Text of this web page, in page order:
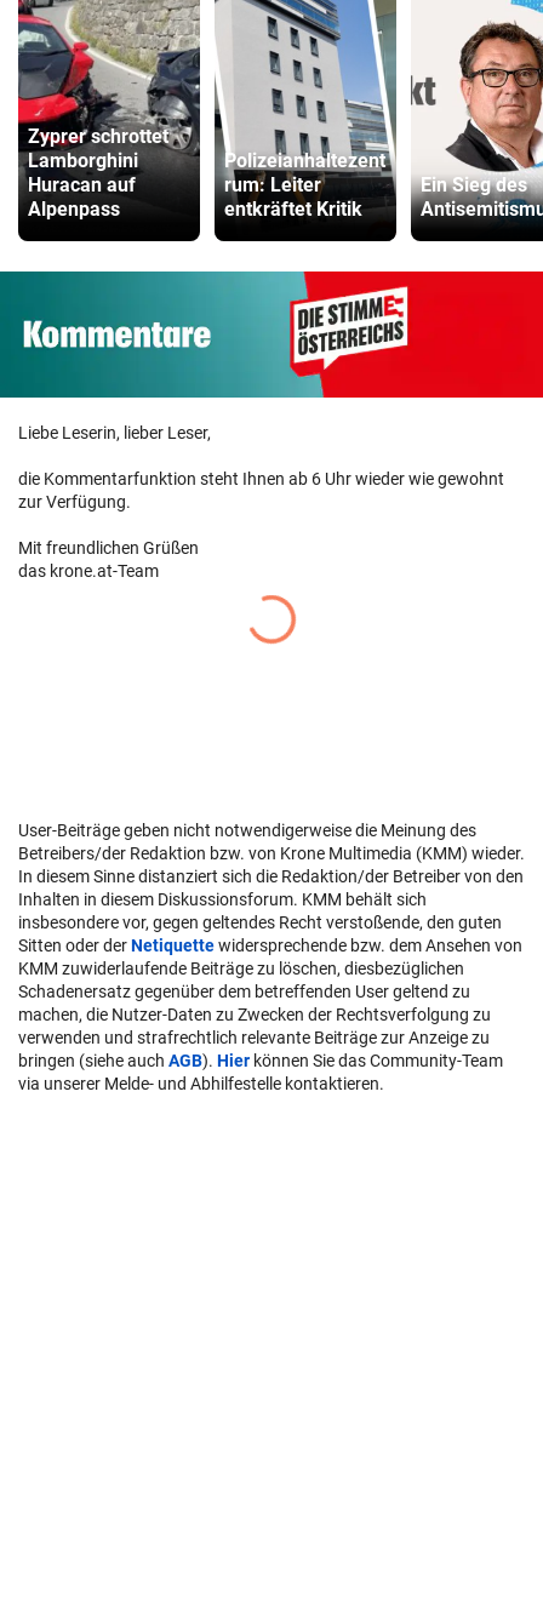
Zyprer schrottet
Lamborghini
Huracan auf
Alpenpass
Polizeianhaltezent
rum: Leiter
entkräftet Kritik
Ein Sieg des
Liebe Leserin, lieber Leser,
die Kommentarfunktion steht Ihnen ab 6 Uhr wieder wie gewohnt
zur Verfügung.
Mit freundlichen Grüßen
das krone.at-Team
User-Beiträge geben nicht notwendigerweise die Meinung des
Betreibers/der Redaktion bzw. von Krone Multimedia (KMM) wieder.
In diesem Sinne distanziert sich die Redaktion/der Betreiber von den
Inhalten in diesem Diskussionsforum. KMM behält sich
insbesondere vor, gegen geltendes Recht verstoßende, den guten
Sitten oder derNetiquettewidersprechende bzw. dem Ansehen von
KMM zuwiderlaufende Beiträge zu löschen, diesbezüglichen
Schadenersatz gegenüber dem betreffenden User geltend zu
machen, die Nutzer-Daten zu Zwecken der Rechtsverfolgung zu
verwenden und strafrechtlich relevante Beiträge zur Anzeige zu
bringen (siehe auch AGB). Hier können Sie das Community-Team
via unserer Melde- und Abhilfestelle kontaktieren.